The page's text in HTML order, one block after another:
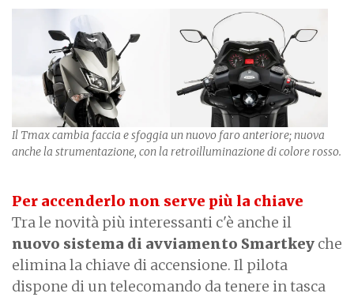
Il Tmax cambia faccia e sfoggia un nuovo faro anteriore; nuova
anche la strumentazione, con la retroilluminazione di colore rosso.
Per accenderlo non serve più la chiave
Tra le novità più interessanti c'è anche il
nuovo sistema di avviamento Smartkey che
elimina la chiave di accensione. Il pilota
dispone di un telecomando da tenere in tasca